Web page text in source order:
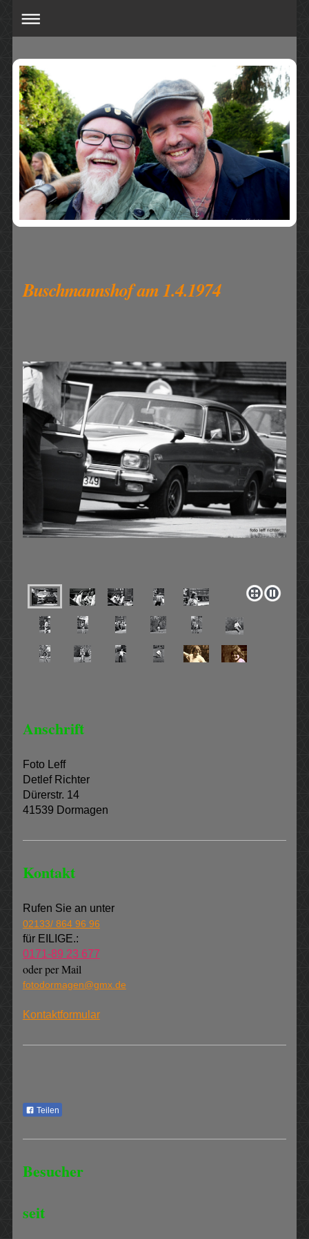
Buschmannshof am 1.4.1974
Anschrift
Foto Leff
Detlef Richter
Dürerstr. 14
41539 Dormagen
Kontakt
Rufen Sie an unter
02133/ 864 96 96
für EILIGE.:
0171-89 23 677
oder per Mail
fotodormagen@gmx.de
Kontaktformular
Teilen
Besucher
seit